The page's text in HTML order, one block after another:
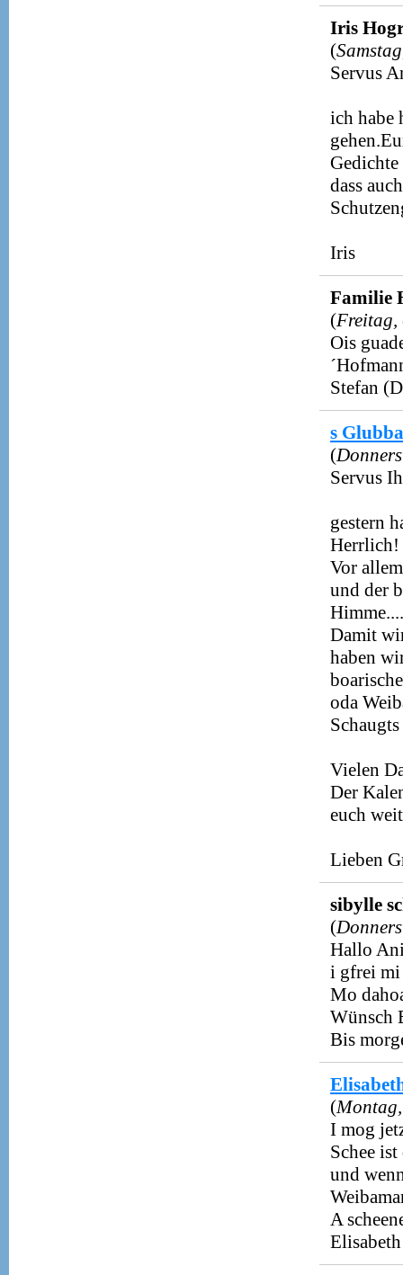
Iris
(
Servus
ich habe
dass
Iris
Familie
(Freitag,
Ois
Stefan
s
(
Servus
gestern
Herrlich!
Vor
und der
Himme....
Damit
haben
oda
Vielen
Der
euch
Lieben
sibylle
(
Hallo
i gfrei mi
Mo
Wünsch
Bis
(
I mog
Schee
und
A
Elisabeth